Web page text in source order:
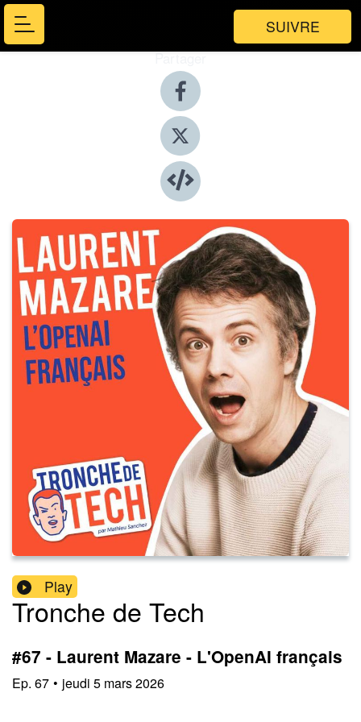
SUIVRE
Partager
Play
Tronche de Tech
#67 - Laurent Mazare - L'OpenAI français
Ep. 67 • jeudi 5 mars 2026